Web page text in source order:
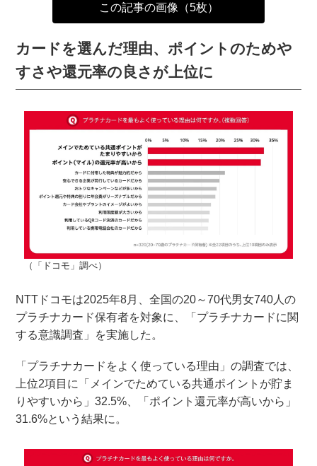
この記事の画像（5枚）
カードを選んだ理由、ポイントのためや
すさや還元率の良さが上位に
（「ドコモ」調べ）
NTTドコモは2025年8月、全国の20～70代男女740人の
プラチナカード保有者を対象に、「プラチナカードに関
する意識調査」を実施した。
「プラチナカードをよく使っている理由」の調査では、
上位2項目に「メインでためている共通ポイントが貯ま
りやすいから」32.5%、「ポイント還元率が高いから」
31.6%という結果に。